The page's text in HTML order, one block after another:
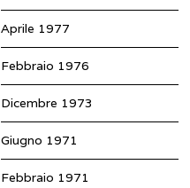
Aprile 1977
Febbraio 1976
Dicembre 1973
Giugno 1971
Febbraio 1971